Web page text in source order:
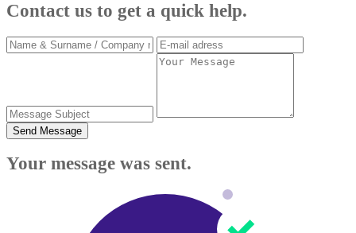
Contact us to get a quick help.
Send Message
Your message was sent.